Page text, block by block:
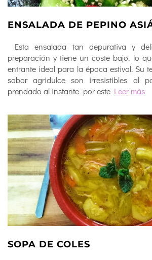
ENSALADA DE PEPINO
Esta ensalada tan depurativa y
preparación y tiene un coste bajo, lo
entrante ideal para la época estival. Su
sabor agridulce son irresistibles al
prendado al instante por este Leer más
SOPA DE COLES